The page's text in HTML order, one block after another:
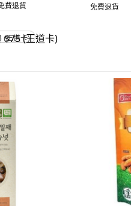
費退貨
(王道卡)
免費退貨